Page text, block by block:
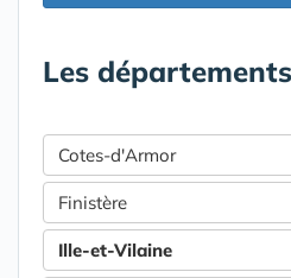
Les
Cotes-d'Armor
Finistère
Ille-et-Vilaine